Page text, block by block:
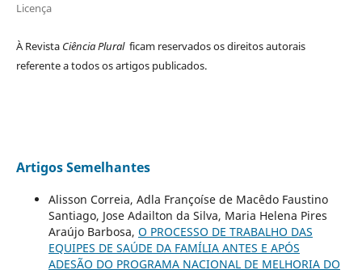
Licença
À Revista Ciência Plural ficam reservados os direitos autorais
referente a todos os artigos publicados.
Artigos Semelhantes
Alisson Correia, Adla Françoíse de Macêdo Faustino
Santiago, Jose Adailton da Silva, Maria Helena Pires
Araújo Barbosa, O PROCESSO DE TRABALHO DAS
EQUIPES DE SAÚDE DA FAMÍLIA ANTES E APÓS
ADESÃO DO PROGRAMA NACIONAL DE MELHORIA DO